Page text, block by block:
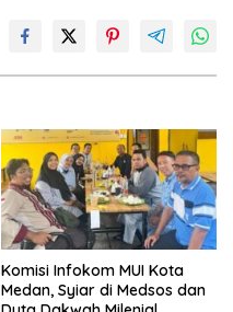
Komisi Infokom MUI Kota
Medan, Syiar di Medsos dan